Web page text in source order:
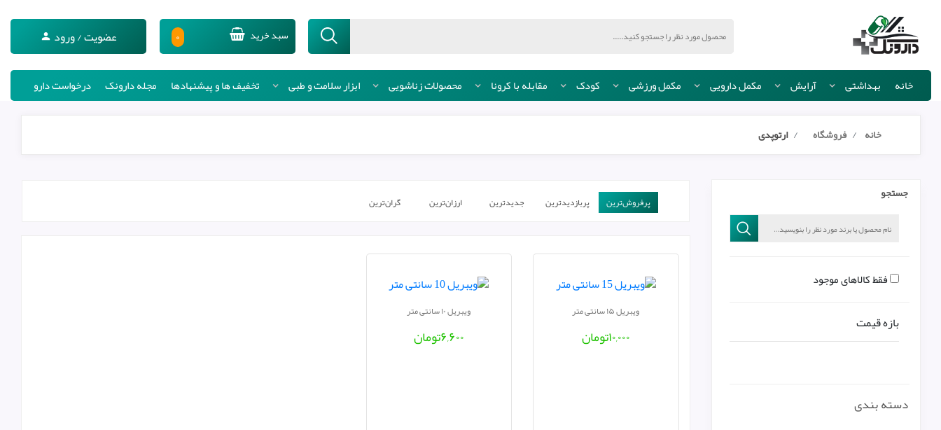
سبد خرید ۰ عضویت / ورود
خانه بهداشتی آرایش مکمل دارویی مکمل ورزشی کودک مقابله با کرونا محصولات زناشویی ابزار سلامت و طبی تخفیف ها و پیشنهادها مجله دارونک درخواست دارو
خانه فروشگاه ارتوپدی
جستجو
فقط کالاهای موجود
بازه قیمت
دسته بندی
پرفروش‌ترین‌ پربازدیدترین جدیدترین ارزان‌ترین گران‌ترین
ویبریل ۱۵ سانتی متر
۱۰,۰۰۰تومان
ویبریل ۱۰ سانتی متر
۶,۶۰۰تومان